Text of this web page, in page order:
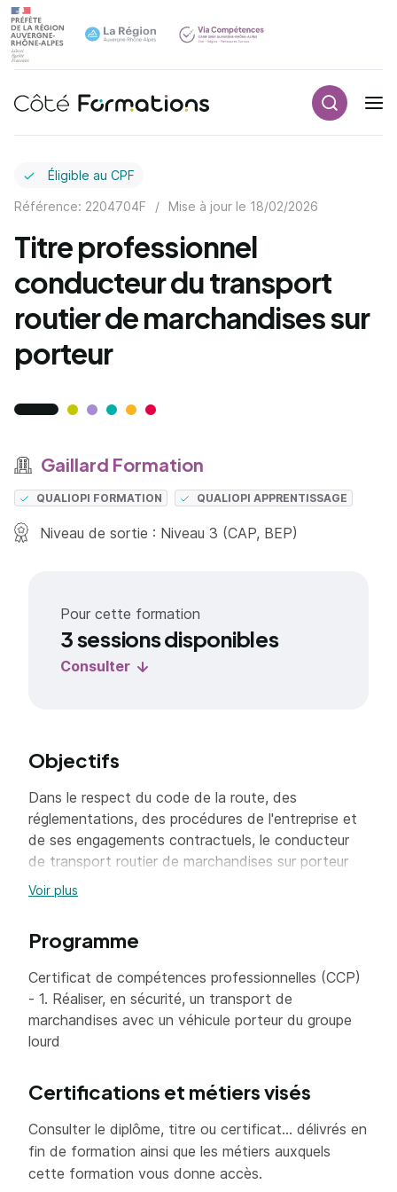
Navigation principale
Éligible au CPF
Référence: 2204704F / Mise à jour le 18/02/2026
Titre professionnel
conducteur du transport
routier de marchandises sur
porteur
Gaillard Formation
QUALIOPI FORMATION QUALIOPI APPRENTISSAGE
Niveau de sortie : Niveau 3 (CAP, BEP)
Pour cette formation
3 sessions disponibles
Consulter
Objectifs
Dans le respect du code de la route, des
réglementations, des procédures de l'entreprise et
de ses engagements contractuels, le conducteur
de transport routier de marchandises sur porteur
conduit sur tout type de parcours, quelles que
Les caractéristiques des transports à effectuer
sont multiples : livraisons et enlèvements en zones
urbaines, notamment les zones à faibles émissions
(ZFE), en régional, en national ou en messagerie.
Le conducteur de transport routier de
la validité des documents obligatoires. A l'issue des
souvent sur des parcours préalablement définis ou
prescrits. En adoptant les principes de
l'écoconduite, il limite son impact sur
Voir plus
Programme
Certificat de compétences professionnelles (CCP)
- 1. Réaliser, en sécurité, un transport de
marchandises avec un véhicule porteur du groupe
lourd
Certifications et métiers visés
Consulter le diplôme, titre ou certificat... délivrés en
fin de formation ainsi que les métiers auxquels
cette formation vous donne accès.